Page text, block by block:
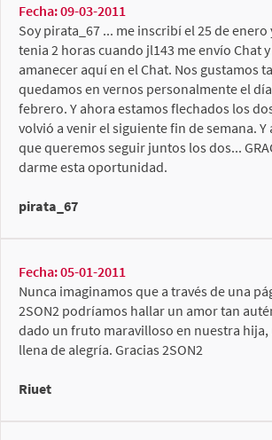
Fecha: 09-03-2011
Soy pirata_67 ... me inscribí el 25 de enero
tenia 2 horas cuando jl143 me envío Chat
amanecer aquí en el Chat. Nos gustamos
quedamos en vernos personalmente el día
febrero. Y ahora estamos flechados los
volvió a venir el siguiente fin de semana. Y
que queremos seguir juntos los dos...
darme esta oportunidad.
pirata_67
Fecha: 05-01-2011
Nunca imaginamos que a través de una
2SON2 podríamos hallar un amor tan
dado un fruto maravilloso en nuestra
llena de alegría. Gracias 2SON2
Riuet